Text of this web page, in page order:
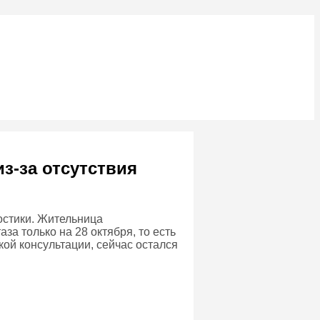
за отсутствия
Жительница
только на 28 октября, то есть
консультации, сейчас остался